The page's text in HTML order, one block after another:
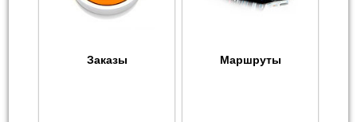
Заказы Маршруты